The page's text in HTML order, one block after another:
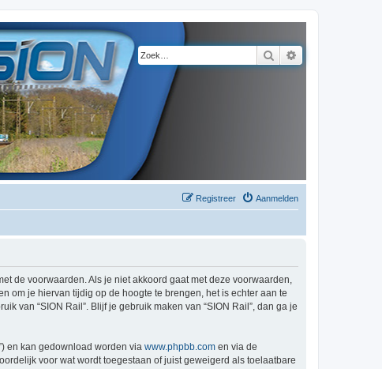
Zoek
Aanmelden
Registreer
de voorwaarden. Als je niet akkoord gaat met deze voorwaarden,
om je hiervan tijdig op de hoogte te brengen, het is echter aan te
van “SION Rail”. Blijf je gebruik maken van “SION Rail”, dan ga je
en kan gedownload worden via www.phpbb.com en via de
voor wat wordt toegestaan of juist geweigerd als toelaatbare